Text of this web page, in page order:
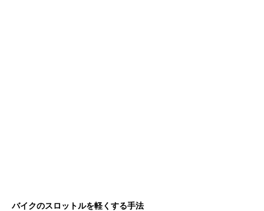
バイクのスロットルを軽くする手法